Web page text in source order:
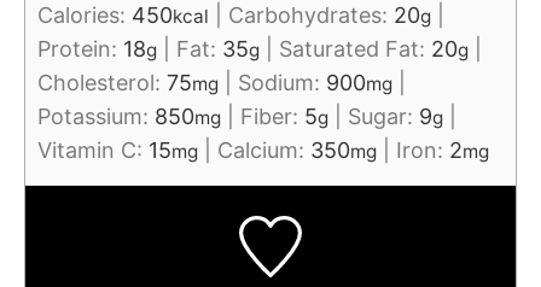
Calories: 450kcal Carbohydrates: 20g
Protein: 18g Fat: 35g Saturated Fat: 20g
Cholesterol: 75mg Sodium: 900mg
Potassium: 850mg Fiber: 5g Sugar: 9g
Vitamin C: 15mg Calcium: 350mg Iron: 2mg